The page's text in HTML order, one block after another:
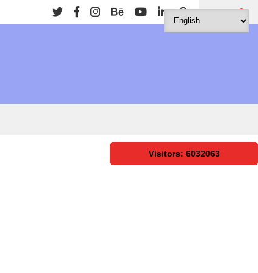
Visitors: 6032063